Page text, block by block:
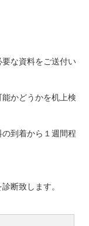
な資料をご送付い
かどうかを机上検
到着から１週間程
断致します。